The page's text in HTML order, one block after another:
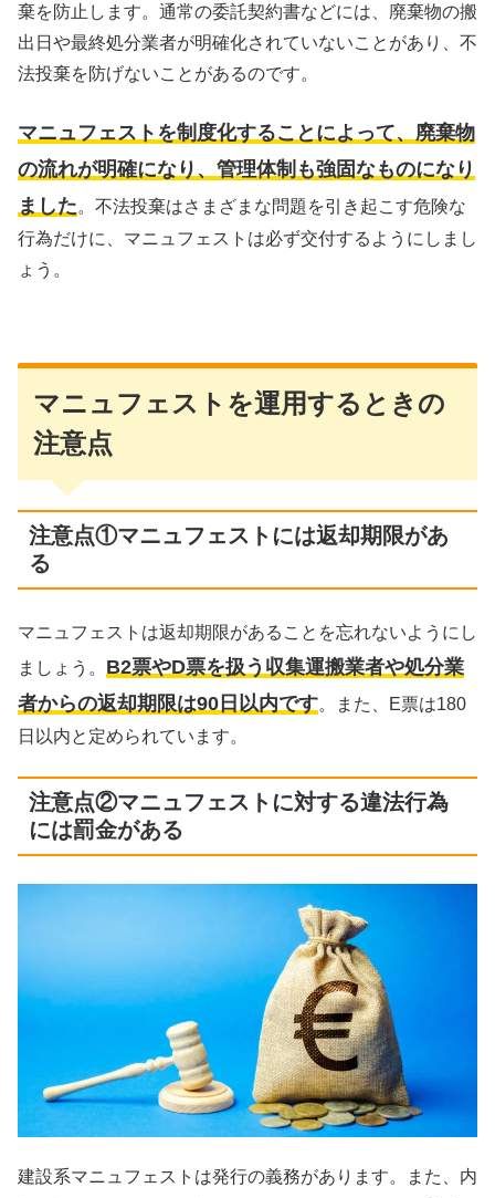
棄を防止します。通常の委託契約書などには、廃棄物の搬
出日や最終処分業者が明確化されていないことがあり、不
法投棄を防げないことがあるのです。
マニュフェストを制度化することによって、廃棄物
の流れが明確になり、管理体制も強固なものになり
ました。不法投棄はさまざまな問題を引き起こす危険な
行為だけに、マニュフェストは必ず交付するようにしまし
ょう。
マニュフェストを運用するときの
注意点
注意点①マニュフェストには返却期限があ
る
マニュフェストは返却期限があることを忘れないようにし
ましょう。 B2票やD票を扱う収集運搬業者や処分業
者からの返却期限は90日以内です。また、E票は180
日以内と定められています。
注意点②マニュフェストに対する違法行為
には罰金がある
建設系マニュフェストは発行の義務があります。また、内